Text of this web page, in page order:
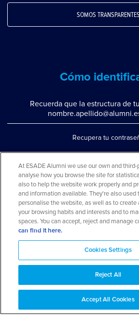
SOMOS TRANSPARENTES
Cómo
Recuerda que la estructura de
Recupera tu
Configura la doble
Contáctanos por
Teléfono: 93 553 02 17
Aviso legal y política de
Aviso cookies
frecuentes
Mapa
© 2026 ESADE Alumni. Todos los
At ESADE Alumni we use our own and
analyse how you browse the site for
also to help the website work properly and
and information available. They're also used
personalise the website, as well as to create
your browsing habits and interests and to
spaces. You can accept, reject and manage
can find it here.
Cookies Settings
Reject All
Accept All Cookies